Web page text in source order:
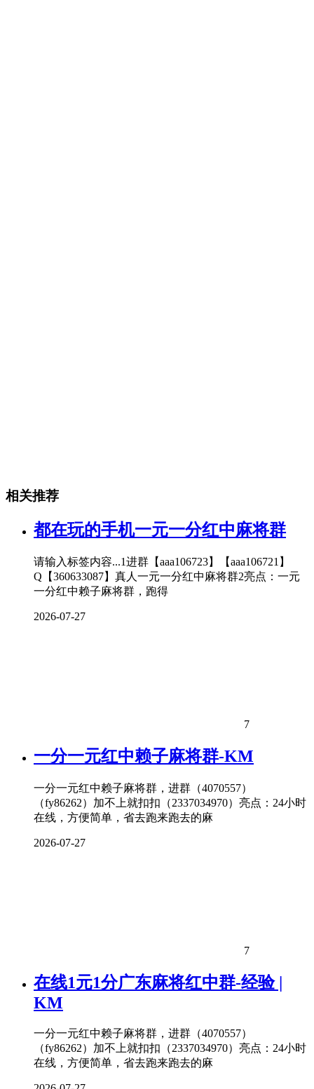
相关推荐
都在玩的手机一元一分红中麻将群
请输入标签内容...1进群【aaa106723】【aaa106721】
Q【360633087】真人一元一分红中麻将群2亮点：一元
一分红中赖子麻将群，跑得
2026-07-27
7
一分一元红中赖子麻将群-KM
一分一元红中赖子麻将群，进群（4070557）
（fy86262）加不上就扣扣（2337034970）亮点：24小时
在线，方便简单，省去跑来跑去的麻
2026-07-27
7
在线1元1分广东麻将红中群-经验 |
KM
一分一元红中赖子麻将群，进群（4070557）
（fy86262）加不上就扣扣（2337034970）亮点：24小时
在线，方便简单，省去跑来跑去的麻